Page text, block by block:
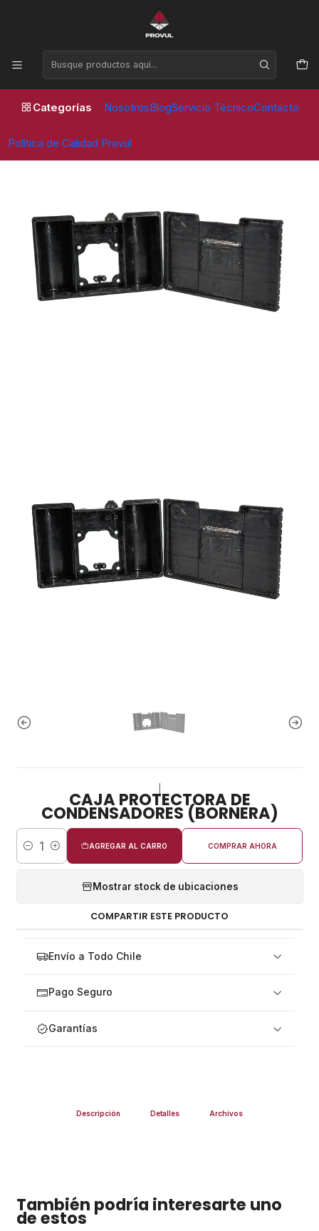
Categorías NosotrosBlogServicio TécnicoContacto
Política de Calidad Provul
Horario de atención Lunes a Viernes de 09:00 a 17:30 horas
Inicio Compresores
CAJA PROTECTORA DE CONDENSADORES (BORNERA)
CAJA PROTECTORA DE
CONDENSADORES (BORNERA)
Cantidad
AGREGAR AL CARRO COMPRAR AHORA
Mostrar stock de ubicaciones
COMPARTIR ESTE PRODUCTO
Envío a Todo Chile
Pago Seguro
Garantías
Descripción Detalles Archivos
También podría interesarte uno
de estos